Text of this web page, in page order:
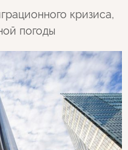
кризиса,
погоды